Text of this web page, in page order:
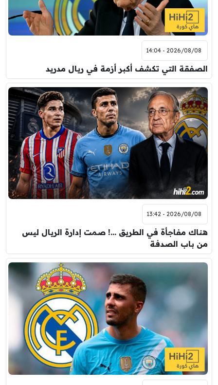
اودينيزي
مباراة ودية
برشلونة
2026/08/08 - 14:04
الصفقة التي تكشف أكبر أزمة في ريال مدريد
2026/08/08 - 13:42
هناك مفاجأة في الطريق …! صمت إدارة الريال ليس
من باب الصدفة